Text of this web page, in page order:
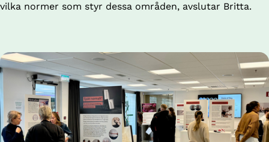
vilka normer som styr dessa områden, avslutar Britta.